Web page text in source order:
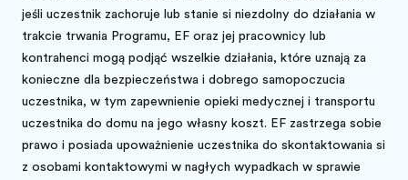
jeśli uczestnik zachoruje lub stanie się niezdolny do działania w
trakcie trwania Programu, EF oraz jej pracownicy lub
kontrahenci mogą podjąć wszelkie działania, które uznają za
konieczne dla bezpieczeństwa i dobrego samopoczucia
uczestnika, w tym zapewnienie opieki medycznej i transportu
uczestnika do domu na jego własny koszt. EF zastrzega sobie
prawo i posiada upoważnienie uczestnika do skontaktowania się
z osobami kontaktowymi w nagłych wypadkach w sprawie